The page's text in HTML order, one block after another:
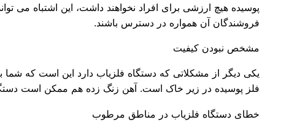
پوسیده هیچ ارزشی برای افراد نخواهند داشت، این اشتباه می
فروشندگان آن همواره در دسترس باشند.
مشخص نبودن کیفیت
یکی دیگر از مشکلاتی که دستگاه فلزیاب دارد این است که شما
فلز پوسیده در زیر خاک است. آهن زنگ زده هم ممکن است
خطای دستگاه فلزیاب در مناطق مرطوب